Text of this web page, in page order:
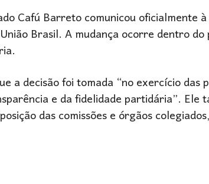
Cafú Barreto comunicou oficialmente
Brasil. A mudança ocorre dentro
a decisão foi tomada “no exercício
e da fidelidade partidária”. Ele
das comissões e órgãos